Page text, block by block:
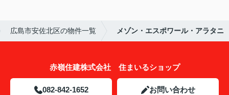
広島市安佐北区の物件一覧 メゾン・エスポワール・アラタニ
赤嶺住建株式会社 住まいるショップ
082-842-1652 お問い合わせ